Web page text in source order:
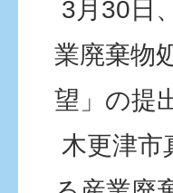
3月30日
業廃棄物
望」の提
木更津市